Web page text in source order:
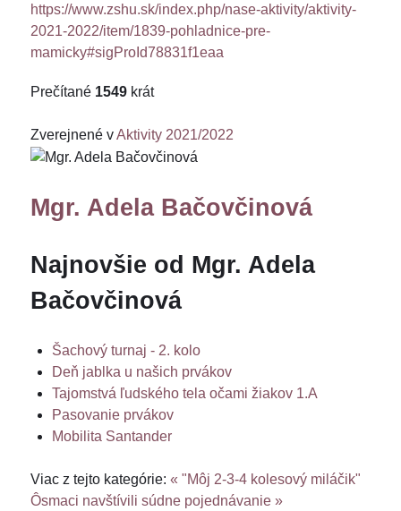
https://www.zshu.sk/index.php/nase-aktivity/aktivity-
2021-2022/item/1839-pohladnice-pre-
mamicky#sigProId78831f1eaa
Prečítané 1549 krát
Zverejnené vAktivity 2021/2022
Mgr. Adela Bačovčinová
Najnovšie od Mgr. Adela
Bačovčinová
Šachový turnaj - 2. kolo
Deň jablka u našich prvákov
Tajomstvá ľudského tela očami žiakov 1.A
Pasovanie prvákov
Mobilita Santander
Viac z tejto kategórie: « "Môj 2-3-4 kolesový miláčik"
Ôsmaci navštívili súdne pojednávanie »